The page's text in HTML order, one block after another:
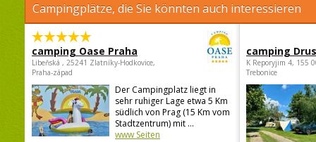
Campingplätze, die Sie könnten auch interessieren
camping Oase Praha
Libeňská , 25241 Zlatníky-Hodkovice,
Praha-západ
Der Campingplatz liegt in
sehr ruhiger Lage etwa 5 Km
südlich von Prag (15 Km vom
Stadtzentrum) mit ...
www Seiten
camping
K Reporyjim 4, 155
Trebonice